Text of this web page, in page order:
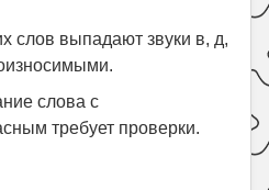
слов выпадают звуки в, д,
слова с
требует проверки.